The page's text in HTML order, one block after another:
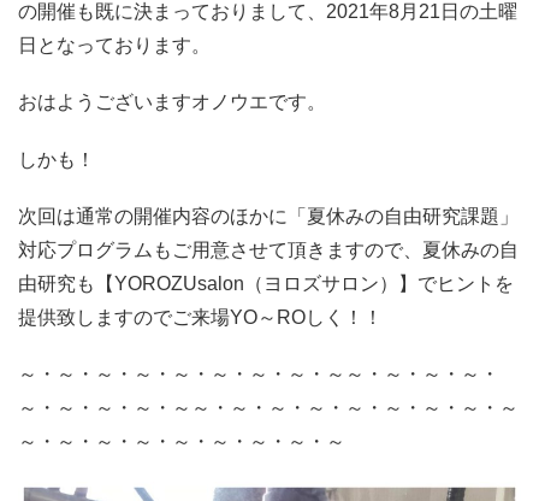
の開催も既に決まっておりまして、2021年8月21日の土曜
日となっております。
おはようございますオノウエです。
しかも！
次回は通常の開催内容のほかに「夏休みの自由研究課題」
対応プログラムもご用意させて頂きますので、夏休みの自
由研究も【YOROZUsalon（ヨロズサロン）】でヒントを
提供致しますのでご来場YO～ROしく！！
～・～・～・～・～・～・～・～・～～・～・～・～・
～・～・～・～・～～・～・～・～・～・～・～・～・～
～・～・～・～・～・～・～・～・～